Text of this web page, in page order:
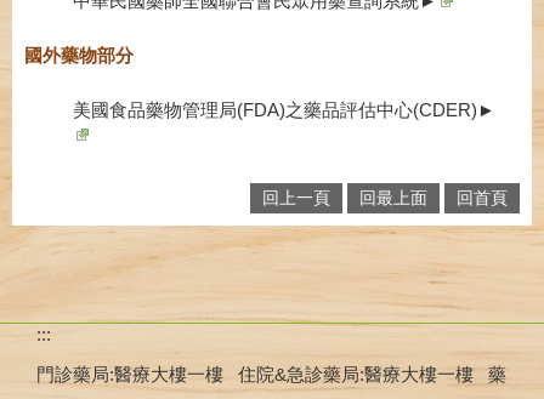
國外藥物部分
美國食品藥物管理局(FDA)之藥品評估中心(CDER)►
回上一頁 回最上面 回首頁
:::
門診藥局:醫療大樓一樓 住院&急診藥局:醫療大樓一樓 藥